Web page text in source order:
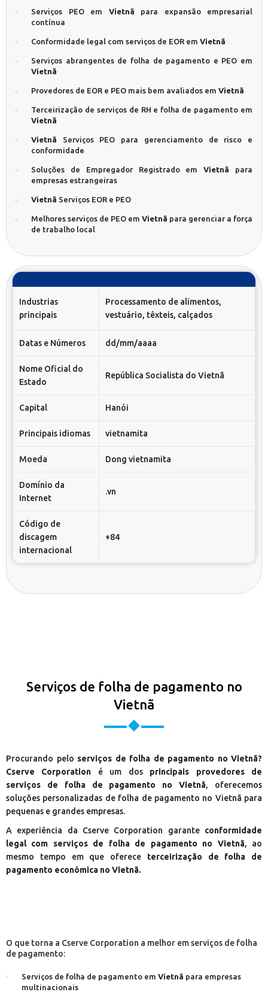
Serviços PEO em Vietnã para expansão empresarial
contínua
Conformidade legal com serviços de EOR em Vietnã
Serviços abrangentes de folha de pagamento e PEO em
Vietnã
Provedores de EOR e PEO mais bem avaliados em Vietnã
Terceirização de serviços de RH e folha de pagamento em
Vietnã
Vietnã Serviços PEO para gerenciamento de risco e
conformidade
Soluções de Empregador Registrado emVietnã para
empresas estrangeiras
Vietnã Serviços EOR e PEO
Melhores serviços de PEO em Vietnã para gerenciar a força
de trabalho local
Industrias
principais
Processamento de alimentos,
vestuário, têxteis, calçados
Datas e Números dd/mm/aaaa
Nome Oficial do
Estado
República Socialista do Vietnã
Capital Hanói
Principais idiomas vietnamita
Moeda Dong vietnamita
Domínio da
Internet
.vn
Código de
discagem
internacional
+84
Serviços de folha de pagamento no
Vietnã
Procurando pelo serviços de folha de pagamento no Vietnã?
Cserve Corporation é um dosprincipais provedores de
serviços de folha de pagamento no Vietnã, oferecemos
soluções personalizadas de folha de pagamento no Vietnã para
pequenas e grandes empresas.
A experiência da Cserve Corporation garante conformidade
legal com serviços de folha de pagamento no Vietnã, ao
mesmo tempo em que oferece terceirização de folha de
pagamento econômica no Vietnã.
O que torna a Cserve Corporation a melhor em serviços de folha
de pagamento:
Serviços de folha de pagamento em Vietnã para empresas
multinacionais